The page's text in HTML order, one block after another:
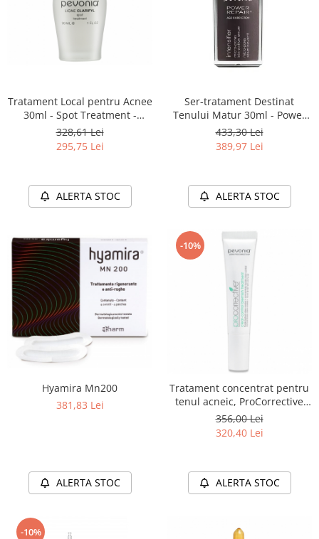
Tratament Local pentru Acnee
30ml - Spot Treatment -
Pevonia
328,61 Lei
295,75 Lei
ALERTA STOC
Ser-tratament Destinat
Tenului Matur 30ml - Power
Repair® Intensifier - Micro-
Pores™ Bio-Active Serum -
Pevonia
433,30 Lei
389,97 Lei
ALERTA STOC
Hyamira Mn200
381,83 Lei
ALERTA STOC
-10%
Tratament concentrat pentru
tenul acneic, ProCorrective
Clear-Control Blemish
Treatment - 15ml
356,00 Lei
320,40 Lei
ALERTA STOC
-10%